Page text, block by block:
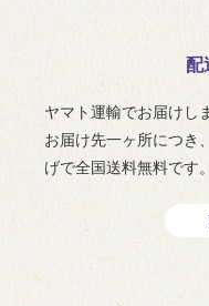
配
ヤマト運輸でお届けし
お届け先一ヶ所につき
げで全国送料無料です。